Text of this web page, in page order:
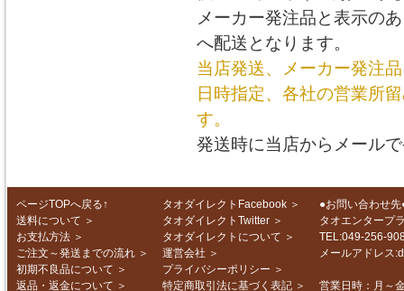
メーカー発注品と表示の
へ配送となります。
当店発送、メーカー発注
日時指定、各社の営業所
す。
発送時に当店からメール
ページTOPへ戻る↑
送料について ＞
お支払方法 ＞
ご注文～発送までの流れ ＞
初期不良品について ＞
返品・返金について ＞
タオダイレクトFacebook ＞
タオダイレクトTwitter ＞
タオダイレクトについて ＞
運営会社 ＞
プライバシーポリシー ＞
特定商取引法に基づく表記 ＞
●お問い合わせ先
タオエンタープ
TEL:049-256-
メールアドレス
営業日時：月～